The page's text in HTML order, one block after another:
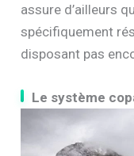
assure d’ailleurs
spécifiquement
disposant pas
Le système